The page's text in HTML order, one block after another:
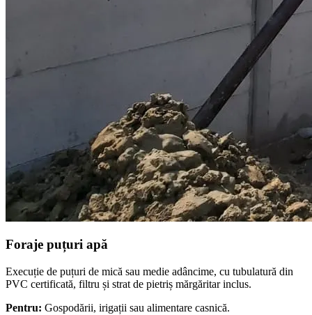
Foraje puțuri apă
Execuție de puțuri de mică sau medie adâncime, cu tubulatură din
PVC certificată, filtru și strat de pietriș mărgăritar inclus.
Pentru: Gospodării, irigații sau alimentare casnică.